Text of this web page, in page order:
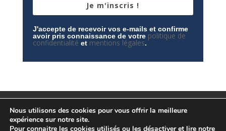
Je m'inscris !
J'accepte de recevoir vos e-mails et confirme
avoir pris connaissance de votre politique de
confidentialité et mentions légales.
Espace privé
Politique de confidentialité
Nous utilisons des cookies pour vous offrir la meilleure
expérience sur notre site.
Pour connaitre les cookies utilisés ou les désactiver et lire notre